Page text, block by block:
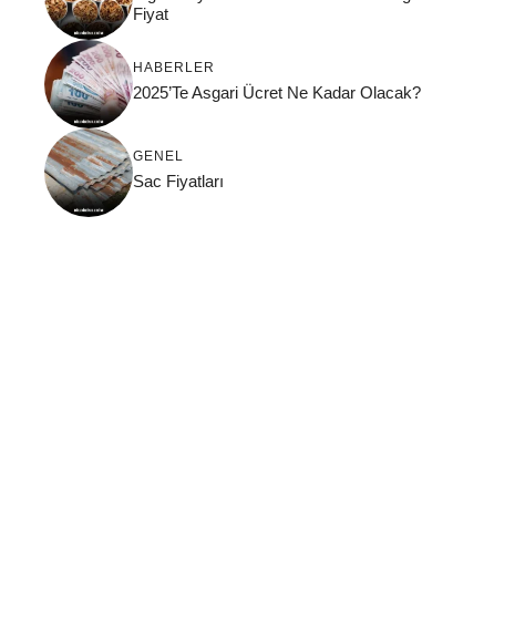
Fiyat
HABERLER
2025’Te Asgari Ücret Ne Kadar Olacak?
GENEL
Sac Fiyatları